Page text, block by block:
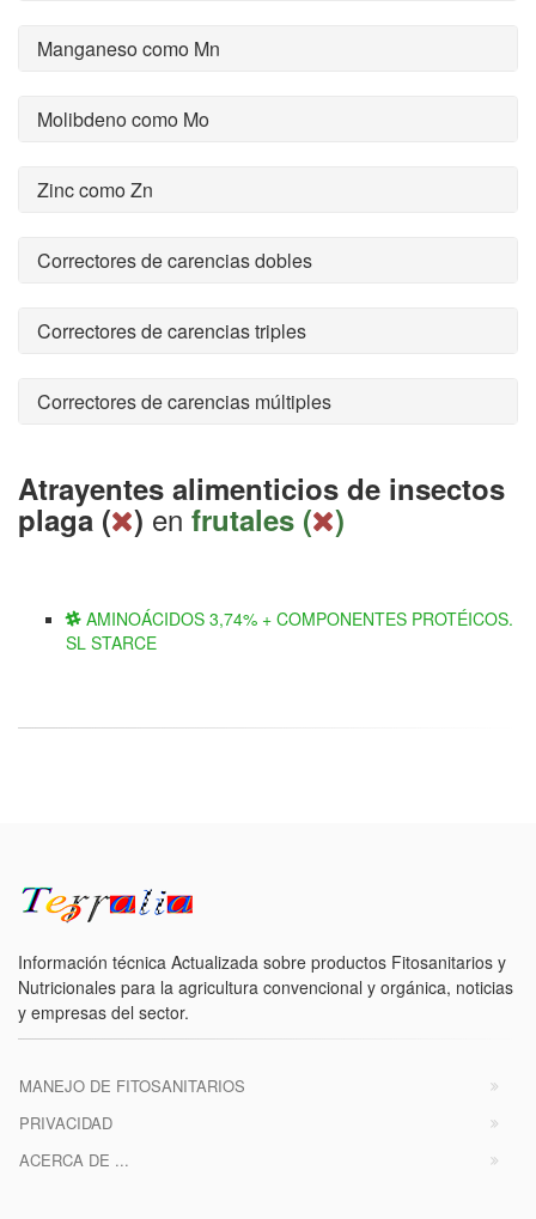
Manganeso como Mn
Molibdeno como Mo
Zinc como Zn
Correctores de carencias dobles
Correctores de carencias triples
Correctores de carencias múltiples
Atrayentes alimenticios de insectos
plaga ( ) en frutales ( )
AMINOÁCIDOS 3,74% + COMPONENTES PROTÉICOS.
SL STARCE
Información técnica Actualizada sobre productos Fitosanitarios y
Nutricionales para la agricultura convencional y orgánica, noticias
y empresas del sector.
MANEJO DE FITOSANITARIOS
PRIVACIDAD
ACERCA DE ...